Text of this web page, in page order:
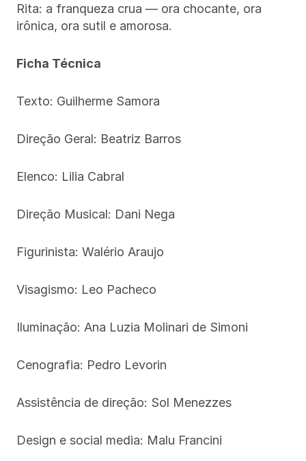
Rita: a franqueza crua — ora chocante, ora
irônica, ora sutil e amorosa.
Ficha Técnica
Texto: Guilherme Samora
Direção Geral: Beatriz Barros
Elenco: Lilia Cabral
Direção Musical: Dani Nega
Figurinista: Walério Araujo
Visagismo: Leo Pacheco
Iluminação: Ana Luzia Molinari de Simoni
Cenografia: Pedro Levorin
Assistência de direção: Sol Menezzes
Design e social media: Malu Francini